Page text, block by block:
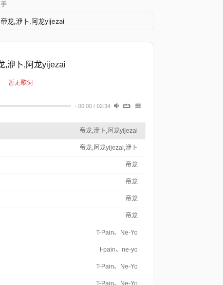
,洢卜,阿龙yijezai
暂无歌词
- 00:00 / 02:34
帝龙,洢卜,阿龙yijezai
帝龙,阿龙yijezai,洢卜
帝龙
帝龙
帝龙
帝龙
T-Pain、Ne-Yo
t-pain、ne-yo
T-Pain、Ne-Yo
T-Pain、Ne-Yo